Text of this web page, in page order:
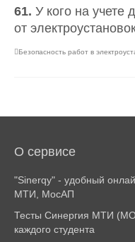
61. У кого на учете
от
Безопасность работ в
О сервисе
"Sinerqy" - удобный
МТИ, МосАП
Тесты Синергия МТИ
каждого студента